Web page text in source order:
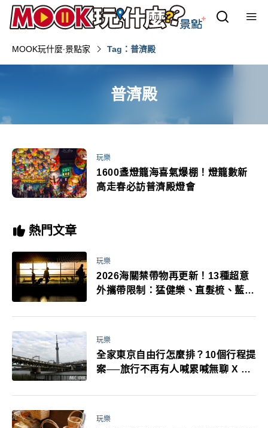
MOOK玩什麼‧景點家 Tag：普濟殿
普濟殿
玩樂
1600盞燈籠海喜氣爆棚！燈籠數新
高走春必訪普濟殿燈會
熱門文章
玩樂
2026海關禁帶物再更新！13種超意
外攜帶限制：猛健樂、直髮梳、藍牙
萬！注意事項一次看！
玩樂
全家東京自由行怎麼排？10個行程提
案──旅行不再有人喊累喊無聊 X 爸
玩樂